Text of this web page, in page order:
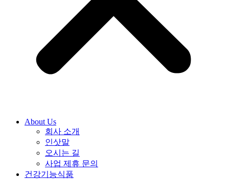
About Us
회사 소개
인삿말
오시는 길
사업 제휴 문의
건강기능식품